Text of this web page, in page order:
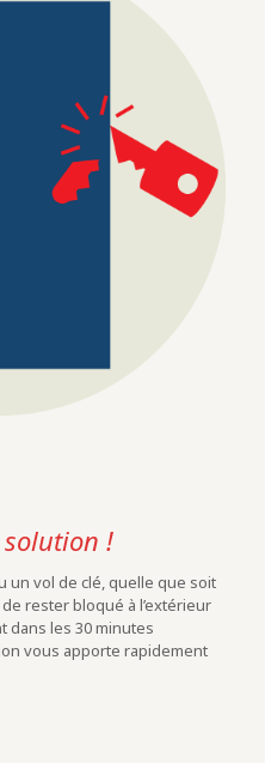
!
un vol de clé, quelle que soit
rester bloqué à l’extérieur
dans les 30 minutes
vous apporte rapidement